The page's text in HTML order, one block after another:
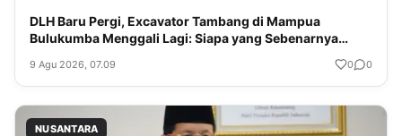
DLH Baru Pergi, Excavator Tambang di Mampua
Bulukumba Menggali Lagi: Siapa yang Sebenarnya
9 Agu 2026, 07.09 0 0
NUSANTARA